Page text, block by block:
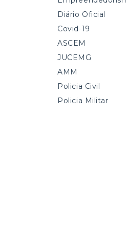
Diário Oficial
Covid-19
ASCEM
JUCEMG
AMM
Policia Civil
Policia Militar